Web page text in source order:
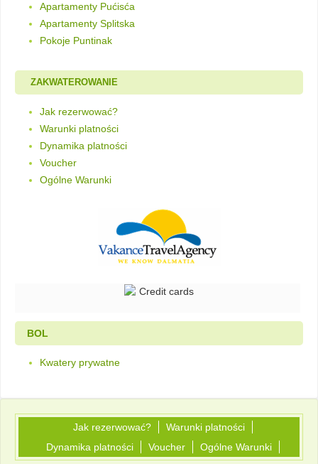
Apartamenty Pućisća
Apartamenty Splitska
Pokoje Puntinak
ZAKWATEROWANIE
Jak rezerwować?
Warunki platności
Dynamika platności
Voucher
Ogólne Warunki
BOL
Kwatery prywatne
Jak rezerwować?
Warunki platności
Dynamika platności
Voucher Ogólne Warunki